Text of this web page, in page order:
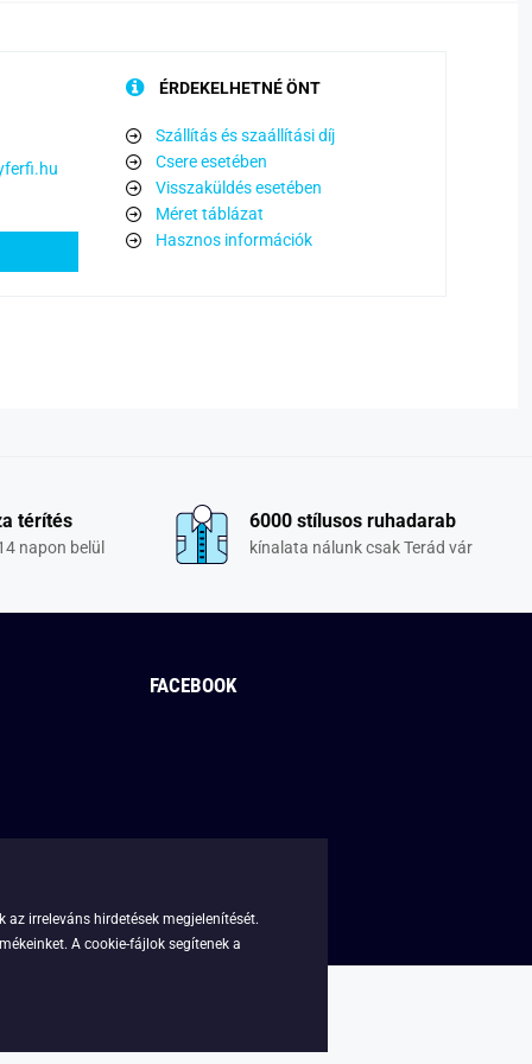
ÉRDEKELHETNÉ ÖNT
Szállítás és szaállítási díj
Csere esetében
Visszaküldés esetében
Méret táblázat
Hasznos információk
térítés
napon belül
6000 stílusos ruhadarab
kínalata nálunk csak Terád vár
FACEBOOK
irreleváns hirdetések megjelenítését.
A cookie-fájlok segítenek a